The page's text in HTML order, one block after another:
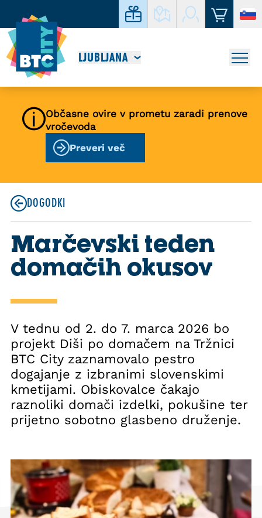
LJUBLJANA
Občasne ovire v prometu zaradi prenove
vročevoda
Preveri več
DOGODKI
Marčevski teden
domačih okusov
V tednu od 2. do 7. marca 2026 bo
projekt Diši po domačem na Tržnici
BTC City zaznamovalo pestro
dogajanje z izbranimi slovenskimi
kmetijami. Obiskovalce čakajo
raznoliki domači izdelki, pokušine ter
prijetno sobotno glasbeno druženje.